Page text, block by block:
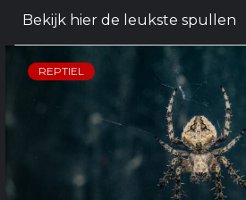
Bekijk hier de leukste spullen
REPTIEL